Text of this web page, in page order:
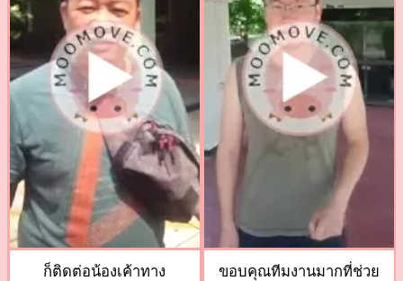
ก็ติดต่อน้องเค้าทาง
ขอบคุณทีมงานมากที่ช่วย